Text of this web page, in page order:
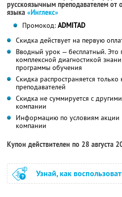
русскоязычным преподавателем от
языка «Инглекс»
Промокод: ADMITAD
Скидка действует на первую
Вводный урок — бесплатный. Это
комплексной диагностикой
программы обучения
Скидка распространяется
преподавателей
Скидка не суммируется с
компании
Информацию по условиям акции
компании
Купон действителен по 28 августа
Узнай, как